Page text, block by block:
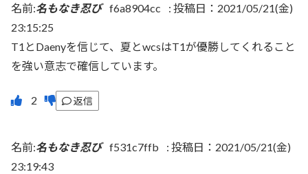
名前:名もなき忍び f6a8904cc : 投稿日：2021/05/21(金)
23:15:25
T1とDaenyを信じて、夏とwcsはT1が優勝してくれること
を強い意志で確信しています。
返信
名前:名もなき忍び f531c7ffb : 投稿日：2021/05/21(金)
23:19:43